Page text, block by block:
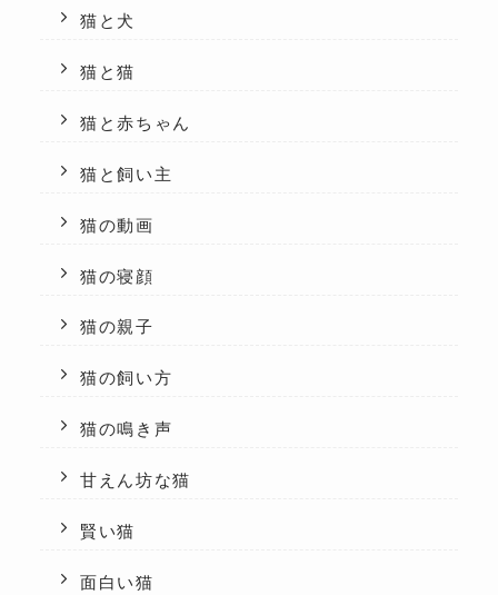
猫と犬
猫と猫
猫と赤ちゃん
猫と飼い主
猫の動画
猫の寝顔
猫の親子
猫の飼い方
猫の鳴き声
甘えん坊な猫
賢い猫
面白い猫